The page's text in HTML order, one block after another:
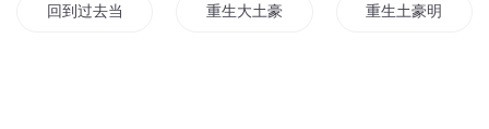
回到过去当土豪 重生大土豪 重生土豪明星